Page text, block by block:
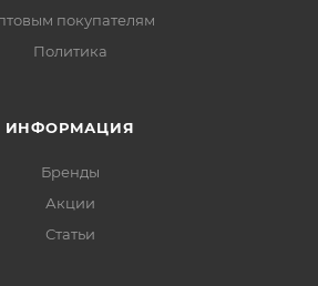
покупателям
Политика
ИНФОРМАЦИЯ
Бренды
Акции
Статьи